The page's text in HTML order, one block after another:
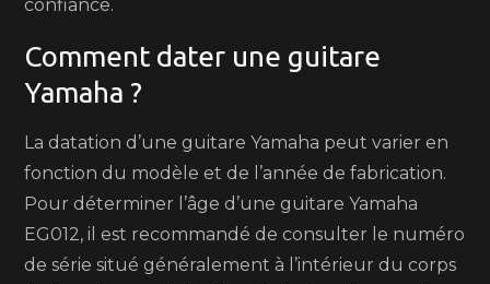
confiance.
Comment dater une guitare
Yamaha ?
La datation d’une guitare Yamaha peut varier en
fonction du modèle et de l’année de fabrication.
Pour déterminer l’âge d’une guitare Yamaha
EG012, il est recommandé de consulter le numéro
de série situé généralement à l’intérieur du corps